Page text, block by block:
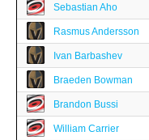
Sebastian Aho
Rasmus Andersson
Ivan Barbashev
Braeden Bowman
Brandon Bussi
William Carrier